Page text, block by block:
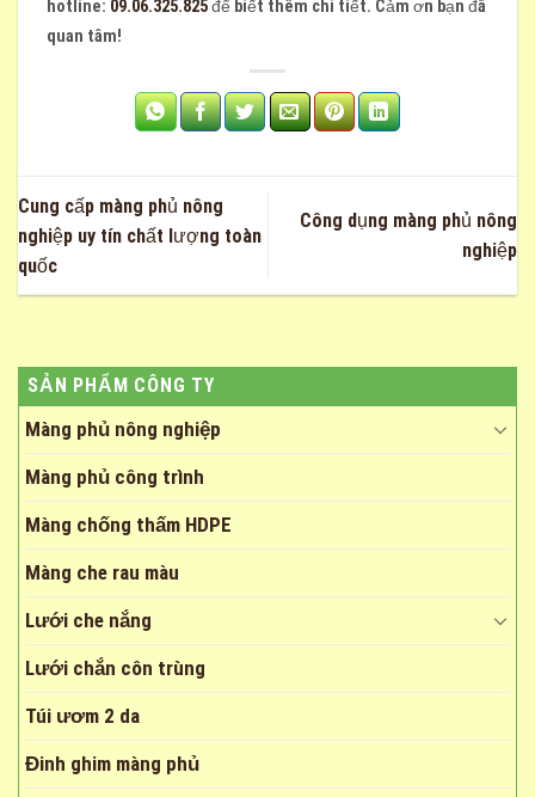
hotline: 09.06.325.825để biết thêm chi tiết. Cảm ơn bạn đã
quan tâm!
Cung cấp màng phủ nông
nghiệp uy tín chất lượng toàn
quốc
Công dụng màng phủ nông
nghiệp
SẢN PHẨM CÔNG TY
Màng phủ nông nghiệp
Màng phủ công trình
Màng chống thấm HDPE
Màng che rau màu
Lưới che nắng
Lưới chắn côn trùng
Túi ươm 2 da
Đinh ghim màng phủ